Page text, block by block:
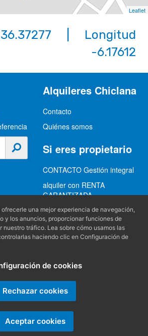
-6.17612
Alquileres Chiclana
Si eres propietario
CONTACTO Gestión integral
GARANTIZADA
GESTION INTEGRAL
info@alquilereschiclana.com
Producido por
una mejor experiencia de navegación,
y los anuncios, proporcionar funciones de
nuestro tráfico. Lea sobre cómo usamos las
haciendo clic en Configuración de
de cookies
Rechazar cookies
Aceptar cookies